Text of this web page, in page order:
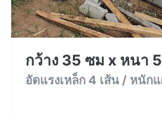
กว้าง 35 ซม x หนา
อัดแรงเหล็ก 4 เส้น / หนัก